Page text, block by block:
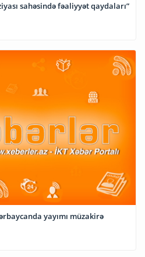
sahəsində fəaliyyət qaydaları”
yayımı müzakirə